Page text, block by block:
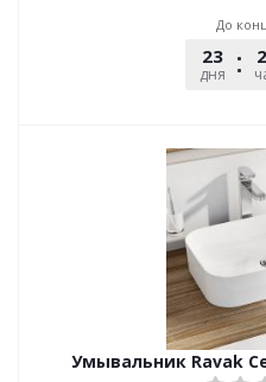
До
23
дня
Умывальник Ravak